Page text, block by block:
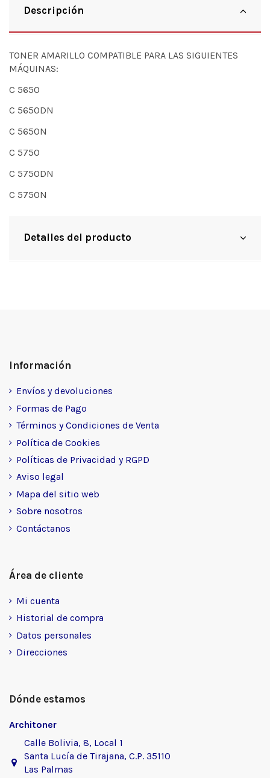
Descripción
TONER AMARILLO COMPATIBLE PARA LAS SIGUIENTES
MÁQUINAS:
C 5650
C 5650DN
C 5650N
C 5750
C 5750DN
C 5750N
Detalles del producto
Información
Envíos y devoluciones
Formas de Pago
Términos y Condiciones de Venta
Política de Cookies
Políticas de Privacidad y RGPD
Aviso legal
Mapa del sitio web
Sobre nosotros
Contáctanos
Área de cliente
Mi cuenta
Historial de compra
Datos personales
Direcciones
Dónde estamos
Architoner
Calle Bolivia, 8, Local 1
Santa Lucía de Tirajana, C.P. 35110
Las Palmas